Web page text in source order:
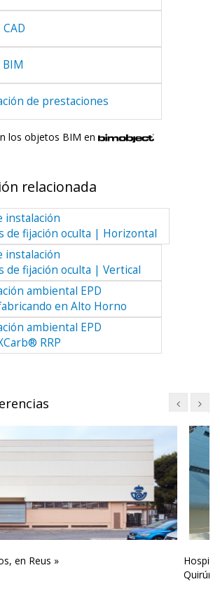
de prestaciones
los objetos BIM en
relacionada
instalación
de fijación oculta | Horizontal
instalación
de fijación oculta | Vertical
ambiental EPD
en Alto Horno
ambiental EPD
RRP
en Reus »